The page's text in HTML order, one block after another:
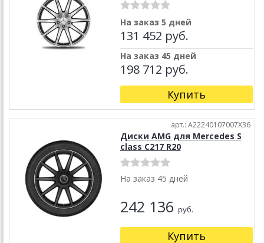
На заказ 5 дней
131 452 руб.
На заказ 45 дней
198 712 руб.
Купить
арт.: A22240107007X36
Диски AMG для Mercedes S
class C217 R20
На заказ 45 дней
242 136 руб.
Купить